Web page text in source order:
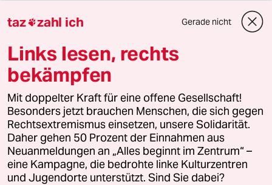
@kami:
jeden, der das US Waffenrecht
verteidigt unterstellen Anhänger
einer duschgeknallten
Verschwörungstheorie zu sein.
Die es aber dennoch leider gibt und
besonders perfide ist. Ist sie doch für
jedes Opfer und deren Angehörige
ein Schlag ins Gesicht.
taz zahl ich Gerade nicht
Links lesen, rechts
bekämpfen
Mit doppelter Kraft für eine offene Gesellschaft!
Besonders jetzt brauchen Menschen, die sich gegen
Rechtsextremismus einsetzen, unsere Solidarität.
Daher gehen 50 Prozent der Einnahmen aus
Neuanmeldungen an „Alles beginnt im Zentrum“ –
eine Kampagne, die bedrohte linke Kulturzentren
und Jugendorte unterstützt. Sind Sie dabei?